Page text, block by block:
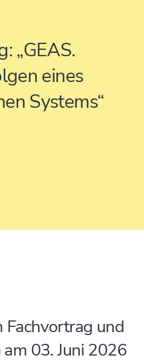
„GEAS.
eines
Systems“
Fachvortrag und
03. Juni 2026